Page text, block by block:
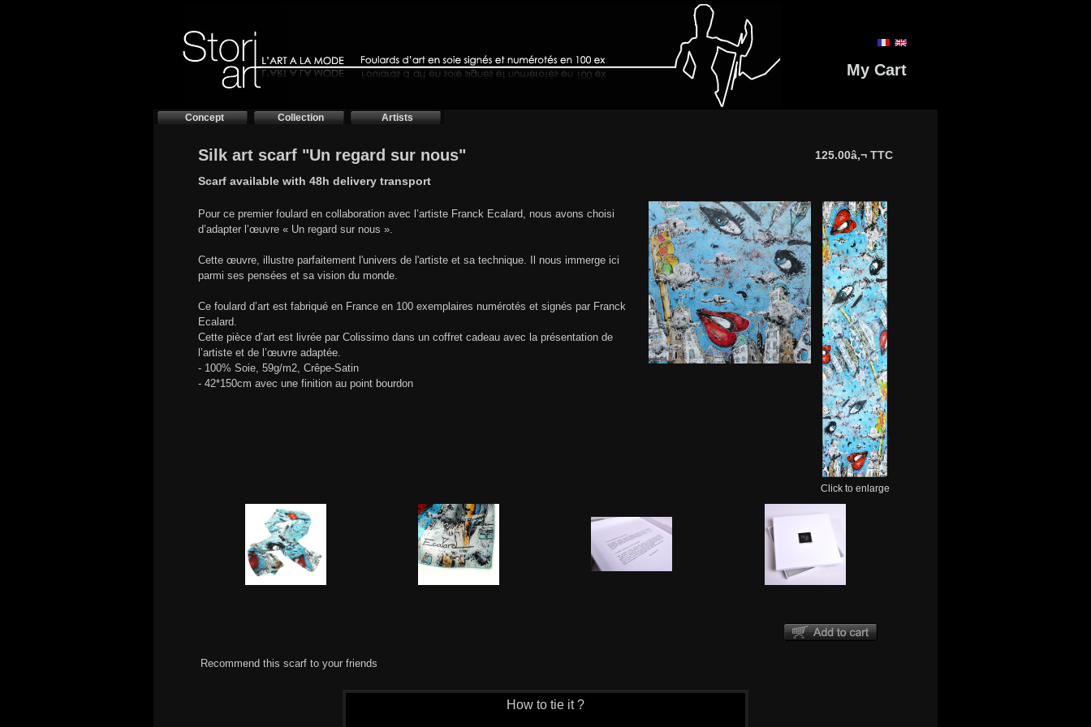
My Cart
Concept Collection Artists
Silk art scarf "Un regard sur nous"
125.00â‚¬ TTC
Scarf available with 48h delivery transport
Click to enlarge
Pour ce premier foulard en collaboration avec l’artiste Franck Ecalard, nous avons choisi
d’adapter l’œuvre « Un regard sur nous ».
Cette œuvre, illustre parfaitement l'univers de l'artiste et sa technique. Il nous immerge ici
parmi ses pensées et sa vision du monde.
Ce foulard d’art est fabriqué en France en 100 exemplaires numérotés et signés par Franck
Ecalard.
Cette pièce d’art est livrée par Colissimo dans un coffret cadeau avec la présentation de
l’artiste et de l’œuvre adaptée.
- 100% Soie, 59g/m2, Crêpe-Satin
- 42*150cm avec une finition au point bourdon
Recommend this scarf to your friends
How to tie it ?